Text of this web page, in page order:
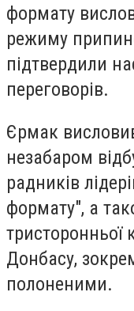
формату
режиму
підтвердили
переговорів.
Єрмак
незабаром
радників
формату", а
тристоронньої
Донбасу,
полоненими.